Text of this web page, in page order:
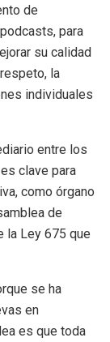
de
para
su calidad
la
individuales
entre los
clave para
como órgano
de
la Ley 675 que
se ha
en
es que toda